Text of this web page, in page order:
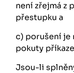
není zřejmá z
přestupku a
c) porušení je
pokuty
Jsou-li